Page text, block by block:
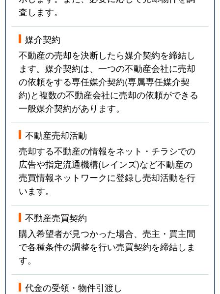
査します。
媒介契約
不動産の売却を決断したら媒介契約を締結し
ます。媒介契約は、一つの不動産会社に売却
の依頼をする専任媒介契約(専属専任媒介契
約)と複数の不動産会社に売却の依頼ができる
一般媒介契約があります。
不動産売却活動
売却する不動産の情報をネット・チラシでの
広告や指定流通機構(レインズ)など不動産の
売買情報ネットワークに登録し売却活動を行
います。
不動産売買契約
購入希望者が見つかった場合、売主・買主間
で各種条件の調整を行い売買契約を締結しま
す。
代金の受領・物件引渡し